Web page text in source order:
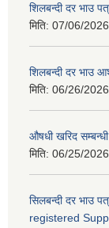
शिलबन्दी दर भाउ
मिति: 07/06/
शिलबन्दी दर भाउ
मिति: 06/26/
औषधी खरिद
मिति: 06/25/
सिलबन्दी दर भाउ
registered